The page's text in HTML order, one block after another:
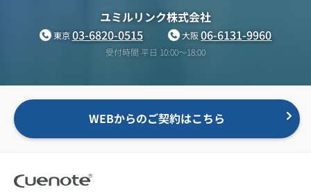
SNSプロモーション支援事業
（当社グループ企業）
ユミルリンク株式会社
東京03-6820-0515 大阪06-6131-9960
受付時間 平日 10:00〜18:00
WEBからのご契約はこちら